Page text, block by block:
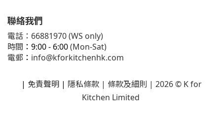
聯絡我們
電話：66881970 (WS only)
時間 ：9:00 - 6:00(Mon-Sat)
電郵 ： info@kforkitchenhk.com
| 免責聲明 | 隱私條款 | 條款及細則 | 2026 © K for
Kitchen Limited